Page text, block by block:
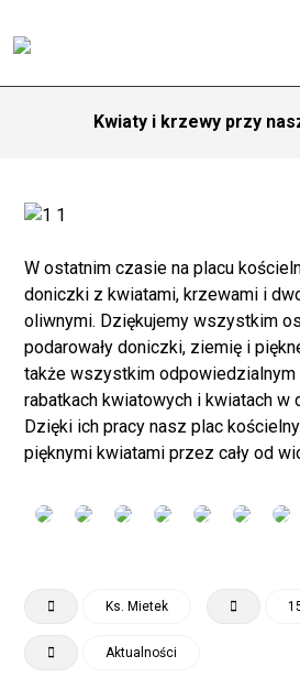
Kwiaty i krzewy przy
W ostatnim czasie na placu
doniczki z kwiatami, krzewami i
oliwnymi. Dziękujemy wszystkim
podarowały doniczki, ziemię i
także wszystkim odpowiedzialnym
rabatkach kwiatowych i kwiatach w
Dzięki ich pracy nasz plac
pięknymi kwiatami przez cały od
Ks. Mietek
Aktualności